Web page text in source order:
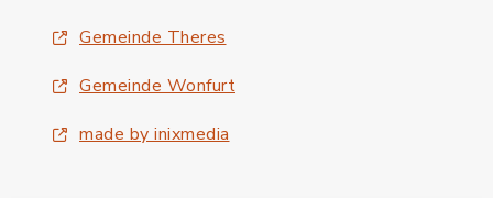
Gemeinde Theres
Gemeinde Wonfurt
made by inixmedia